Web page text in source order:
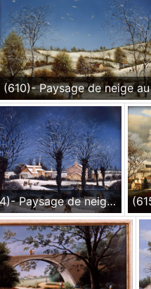
(614)- Paysage de neige aux Tétards-1986-hsb 27x35 cm.